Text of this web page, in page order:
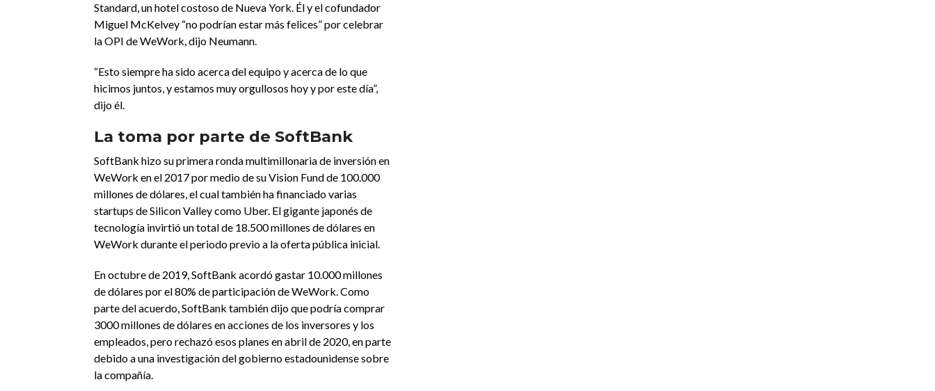
Standard, un hotel costoso de Nueva York. Él y el cofundador
Miguel McKelvey “no podrían estar más felices” por celebrar
la OPI de WeWork, dijo Neumann.
“Esto siempre ha sido acerca del equipo y acerca de lo que
hicimos juntos, y estamos muy orgullosos hoy y por este día”,
dijo él.
La toma por parte de SoftBank
SoftBank hizo su primera ronda multimillonaria de inversión en
WeWork en el 2017 por medio de su Vision Fund de 100.000
millones de dólares, el cual también ha financiado varias
startups de Silicon Valley como Uber. El gigante japonés de
tecnología invirtió un total de 18.500 millones de dólares en
WeWork durante el periodo previo a la oferta pública inicial.
En octubre de 2019, SoftBank acordó gastar 10.000 millones
de dólares por el 80% de participación de WeWork. Como
parte del acuerdo, SoftBank también dijo que podría comprar
3000 millones de dólares en acciones de los inversores y los
empleados, pero rechazó esos planes en abril de 2020, en parte
debido a una investigación del gobierno estadounidense sobre
la compañía.